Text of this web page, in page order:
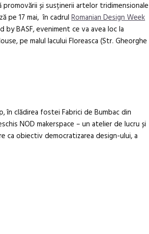
și susținerii artelor tridimensionale
pe 17 mai, în cadrul Romanian Design Week
BASF, eveniment ce va avea loc la
pe malul lacului Floreasca (Str. Gheorghe
clădirea fostei Fabrici de Bumbac din
NOD makerspace – un atelier de lucru și
ca obiectiv democratizarea design-ului, a